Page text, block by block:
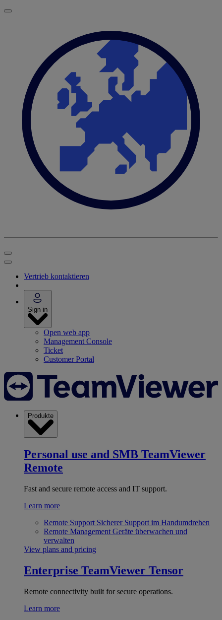
Vertrieb kontaktieren
Sign in
Open web app
Management Console
Ticket
Customer Portal
Produkte
Personal use and SMB TeamViewer
Remote
Fast and secure remote access and IT support.
Learn more
Remote Support Sicherer Support im Handumdrehen
Remote Management Geräte überwachen und
verwalten
View plans and pricing
Enterprise TeamViewer Tensor
Remote connectivity built for secure operations.
Learn more